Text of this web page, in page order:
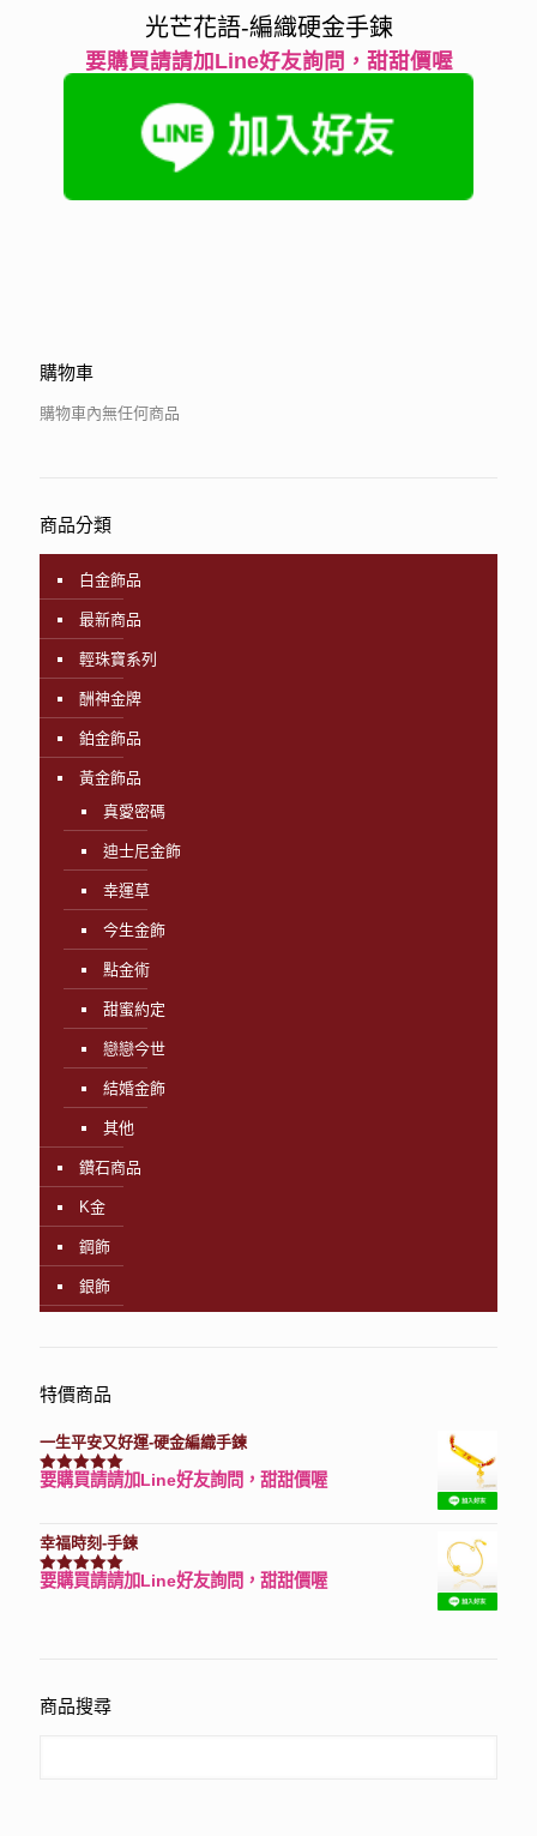
光芒花語-編織硬金手鍊
要購買請請加Line好友詢問，甜甜價喔
購物車
購物車內無任何商品
商品分類
白金飾品
最新商品
輕珠寶系列
酬神金牌
鉑金飾品
黃金飾品
真愛密碼
迪士尼金飾
幸運草
今生金飾
點金術
甜蜜約定
戀戀今世
結婚金飾
其他
鑽石商品
K金
鋼飾
銀飾
特價商品
一生平安又好運-硬金編織手鍊
評分7740滿分 5
要購買請請加Line好友詢問，甜甜價喔
幸福時刻-手鍊
評分3150滿分 5
要購買請請加Line好友詢問，甜甜價喔
商品搜尋